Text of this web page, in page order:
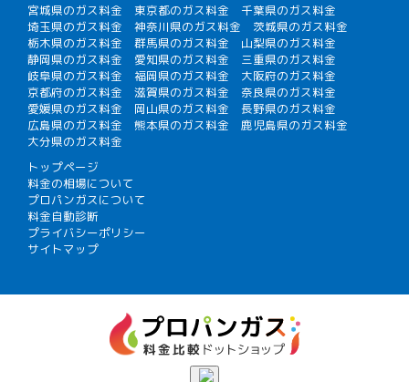
宮城県のガス料金 東京都のガス料金
千葉県のガス料金
埼玉県のガス料金
神奈川県のガス料金
茨城県のガス料金
栃木県のガス料金
群馬県のガス料金
山梨県のガス料金
静岡県のガス料金
愛知県のガス料金
三重県のガス料金
岐阜県のガス料金
福岡県のガス料金
大阪府のガス料金
京都府のガス料金
滋賀県のガス料金
奈良県のガス料金
愛媛県のガス料金
岡山県のガス料金
長野県のガス料金
広島県のガス料金
熊本県のガス料金
鹿児島県のガス料金
大分県のガス料金
トップページ
料金の相場について
プロパンガスについて
料金自動診断
プライバシーポリシー
サイトマップ